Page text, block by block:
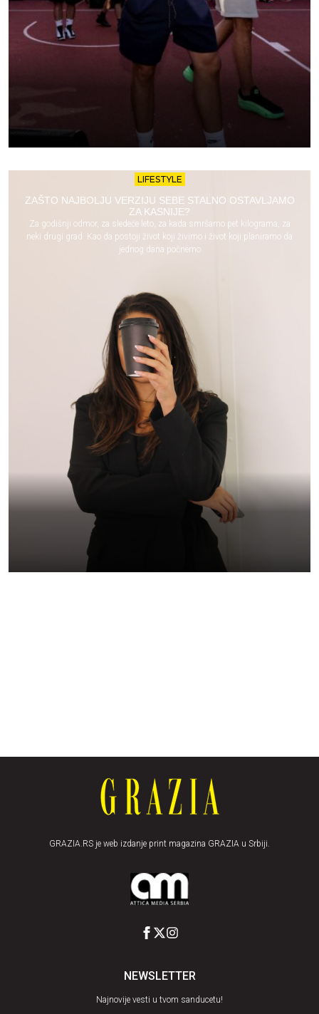
LIFESTYLE
ZAŠTO NAJBOLJU VERZIJU SEBE STALNO OSTAVLJAMO
ZA KASNIJE?
Za godišnji odmor, za sledeće leto, za kada smršamo pet kilograma, za
neki drugi grad. Kao da postoji život koji živimo i život koji planiramo da
jednog dana počnemo
GRAZIA.RS je web izdanje print magazina GRAZIA u Srbiji.
NEWSLETTER
Najnovije vesti u tvom sanducetu!